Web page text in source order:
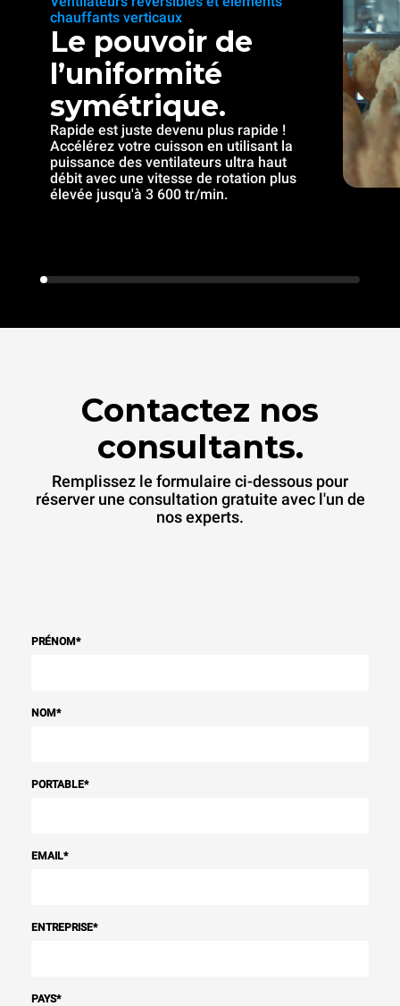
chauffants verticaux
Le pouvoir de
l’uniformité
symétrique.
Rapide est juste devenu plus rapide !
Accélérez votre cuisson en utilisant la
puissance des ventilateurs ultra haut
débit avec une vitesse de rotation plus
élevée jusqu'à 3 600 tr/min.
Contactez nos
consultants.
Remplissez le formulaire ci-dessous pour
réserver une consultation gratuite avec l'un de
nos experts.
PRÉNOM*
NOM*
PORTABLE*
EMAIL*
ENTREPRISE*
PAYS*